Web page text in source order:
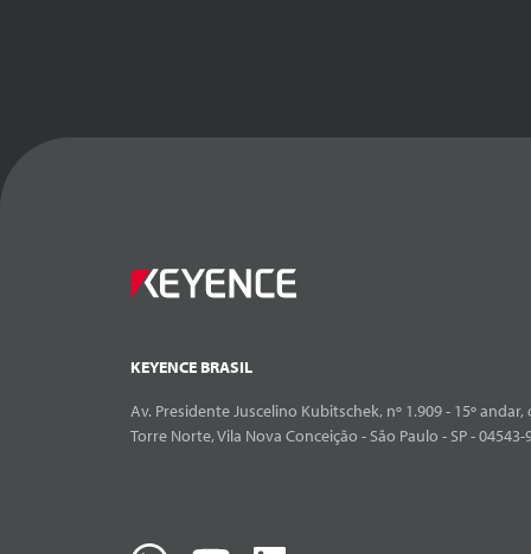
KEYENCE BRASIL
Av. Presidente Juscelino Kubitschek, nº 1.909 - 15º andar,
Torre Norte, Vila Nova Conceição - São Paulo - SP - 04543-